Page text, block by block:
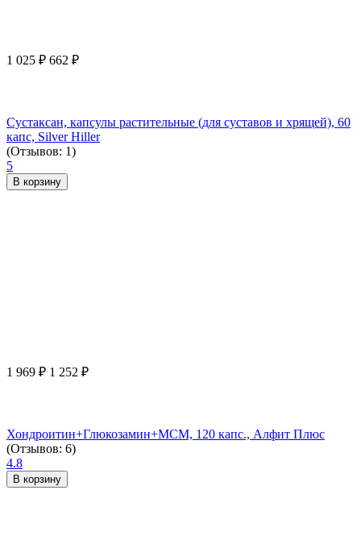
1 025 ₽ 662 ₽
Сустаксан, капсулы растительные (для суставов и хрящей), 60
капс, Silver Hiller
(Отзывов: 1)
5
В корзину
1 969 ₽ 1 252 ₽
Хондроитин+Глюкозамин+МСМ, 120 капс., Алфит Плюс
(Отзывов: 6)
4.8
В корзину